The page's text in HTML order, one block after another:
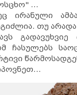
...
ირანული
თუ
ჩასულებს